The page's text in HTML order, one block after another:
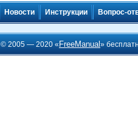
Новости Инструкции Вопрос-
© 2005 — 2020 « FreeManual»